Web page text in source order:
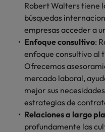
Robert Walters tiene
búsquedas
empresas acceder a
Enfoque consultivo:
enfoque consultivo al
Ofrecemos
mercado laboral,
mejor sus
estrategias de
Relaciones a largo
profundamente las